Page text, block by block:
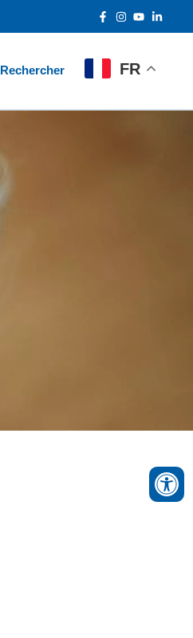
Rechercher FR